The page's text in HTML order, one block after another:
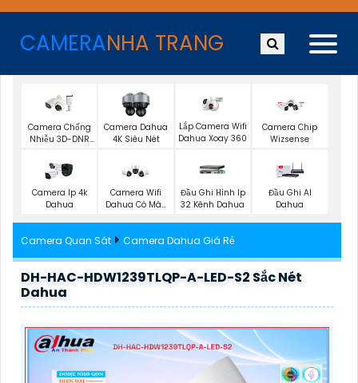
CAMERANHA TRANG
Camera Chống
Nhiễu 3D-DNR
Camera Dahua
4K Siêu Nét
Lắp Camera Wifi
Dahua Xoay 360
Camera Chip
Wizsense
Camera Ip 4k
Dahua
Camera Wifi
Dahua Có Màu
Đầu Ghi Hình Ip
32 Kênh Dahua
Đầu Ghi AI
Dahua
Camera Quan Sát Camera Dahua Giá Rẻ
DH-HAC-HDW1239TLQP-A-LED-S2 Sắc Nét
Dahua